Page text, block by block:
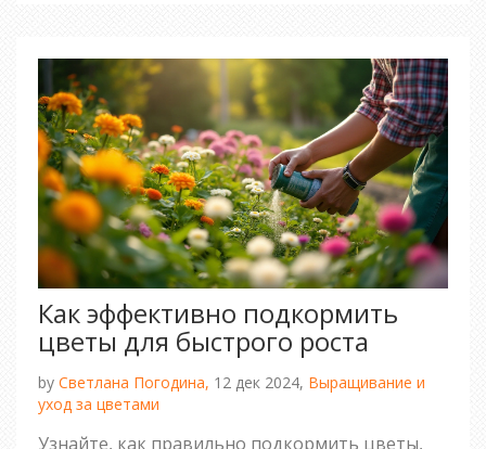
Как эффективно подкормить
цветы для быстрого роста
by Светлана Погодина, 12 дек 2024, Выращивание и
уход за цветами
Узнайте, как правильно подкормить цветы,